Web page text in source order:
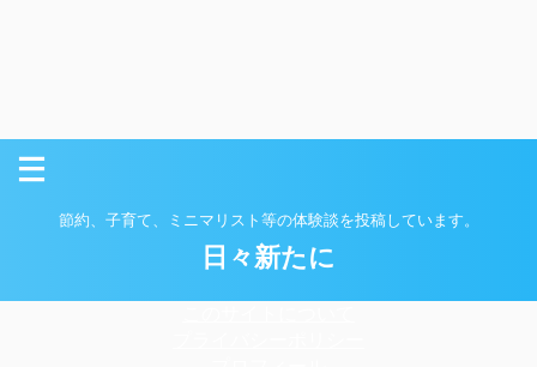
節約、子育て、ミニマリスト等の体験談を投稿しています。
日々新たに